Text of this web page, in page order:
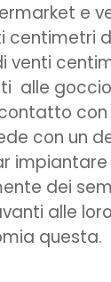
e
centimetri
venti
alle
con un
impiantare
dei
alle
questa.